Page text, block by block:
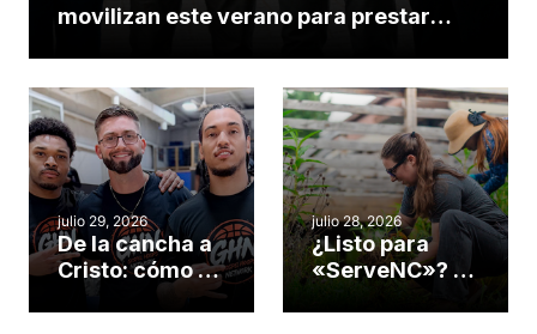
movilizan este verano para prestar
julio 29, 2026
De la cancha a
Cristo: cómo el
gimnasio de
julio 28, 2026
¿Listo para
«ServeNC»? 4